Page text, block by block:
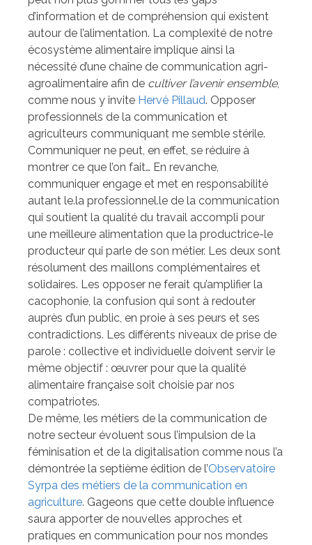
d’information et de compréhension qui existent
autour de l’alimentation. La complexité de notre
écosystème alimentaire implique ainsi la
nécessité d’une chaîne de communication agri-
agroalimentaire afin de cultiver l’avenir ensemble,
comme nous y invite Hervé Pillaud. Opposer
professionnels de la communication et
agriculteurs communiquant me semble stérile.
Communiquer ne peut, en effet, se réduire à
montrer ce que l’on fait… En revanche,
communiquer engage et met en responsabilité
autant le.la professionnel.le de la communication
qui soutient la qualité du travail accompli pour
une meilleure alimentation que la productrice-le
producteur qui parle de son métier. Les deux sont
résolument des maillons complémentaires et
solidaires. Les opposer ne ferait qu’amplifier la
cacophonie, la confusion qui sont à redouter
auprès d’un public, en proie à ses peurs et ses
contradictions. Les différents niveaux de prise de
parole : collective et individuelle doivent servir le
même objectif : œuvrer pour que la qualité
alimentaire française soit choisie par nos
compatriotes.
De même, les métiers de la communication de
notre secteur évoluent sous l’impulsion de la
féminisation et de la digitalisation comme nous l’a
démontrée la septième édition de l’Observatoire
Syrpa des métiers de la communication en
agriculture. Gageons que cette double influence
saura apporter de nouvelles approches et
pratiques en communication pour nos mondes